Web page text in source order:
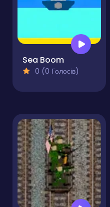
Sea Boom
0 (0 Голосів)